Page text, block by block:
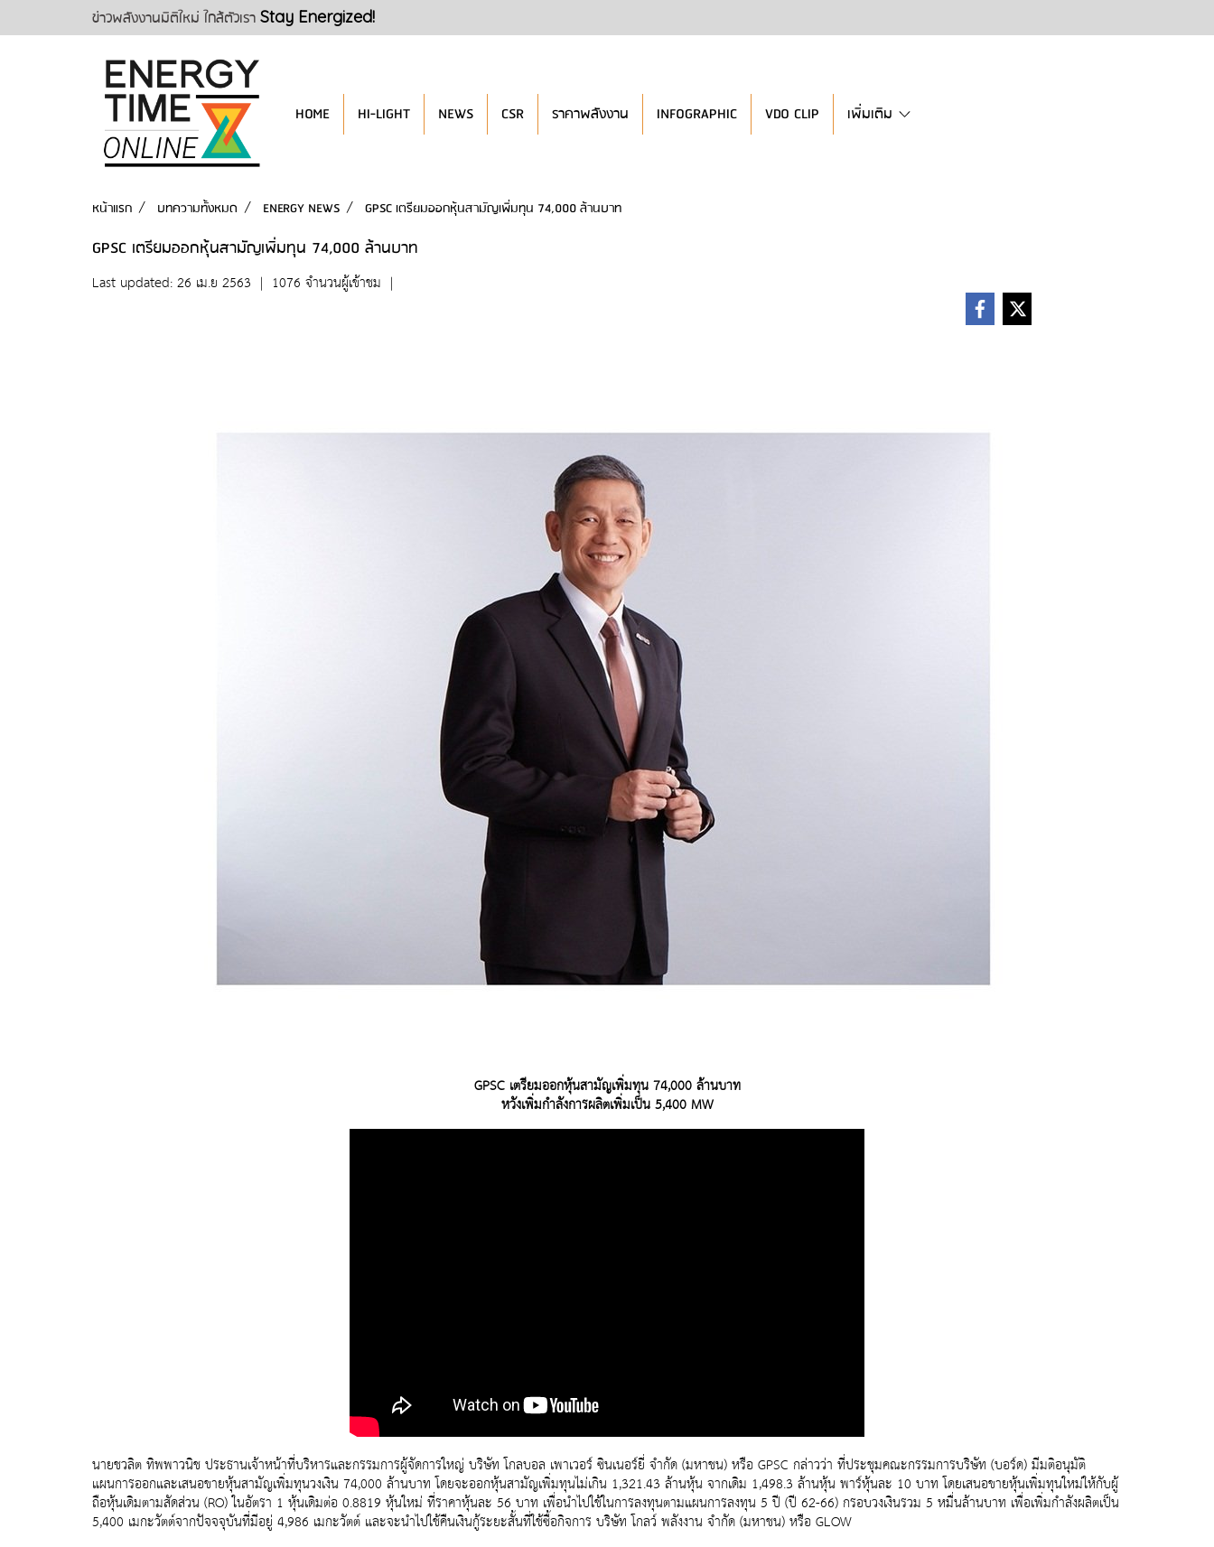
ข่าวพลังงานมิติใหม่ ใกล้ตัวเรา Stay Energized!
HOME HI-LIGHT NEWS CSR ราคาพลังงาน INFOGRAPHIC VDO CLIP เพิ่มเติม
หน้าแรก บทความทั้งหมด ENERGY NEWS GPSC เตรียมออกหุ้นสามัญเพิ่มทุน 74,000 ล้านบาท
GPSC เตรียมออกหุ้นสามัญเพิ่มทุน 74,000 ล้านบาท
Last updated: 26 เม.ย 2563 | 1076 จำนวนผู้เข้าชม |
GPSC เตรียมออกหุ้นสามัญเพิ่มทุน 74,000 ล้านบาท
หวังเพิ่มกำลังการผลิตเพิ่มเป็น 5,400 MW
นายชวลิต ทิพพาวนิช ประธานเจ้าหน้าที่บริหารและกรรมการผู้จัดการใหญ่ บริษัท โกลบอล เพาเวอร์ ซินเนอร์ยี่ จำกัด (มหาชน) หรือ GPSC กล่าวว่า ที่ประชุมคณะกรรมการบริษัท (บอร์ด) มีมติอนุมัติ
แผนการออกและเสนอขายหุ้นสามัญเพิ่มทุนวงเงิน 74,000 ล้านบาท โดยจะออกหุ้นสามัญเพิ่มทุนไม่เกิน 1,321.43 ล้านหุ้น จากเดิม 1,498.3 ล้านหุ้น พาร์หุ้นละ 10 บาท โดยเสนอขายหุ้นเพิ่มทุนใหม่ให้กับผู้
ถือหุ้นเดิมตามสัดส่วน (RO) ในอัตรา 1 หุ้นเดิมต่อ 0.8819 หุ้นใหม่ ที่ราคาหุ้นละ 56 บาท เพื่อนำไปใช้ในการลงทุนตามแผนการลงทุน 5 ปี (ปี 62-66) กรอบวงเงินรวม 5 หมื่นล้านบาท เพื่อเพิ่มกำลังผลิตเป็น
5,400 เมกะวัตต์จากปัจจจุบันที่มีอยู่ 4,986 เมกะวัตต์ และจะนำไปใช้คืนเงินกู้ระยะสั้นที่ใช้ซื้อกิจการ บริษัท โกลว์ พลังงาน จำกัด (มหาชน) หรือ GLOW